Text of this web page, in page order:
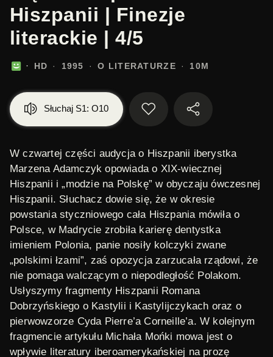
Hiszpanii | Finezje
literackie | 4/5
HD 1995 O LITERATURZE 10M
Słuchaj S1: O10
W czwartej części audycja o Hiszpanii iberystka
Marzena Adamczyk opowiada o XIX-wiecznej
Hiszpanii i „modzie na Polskę” w obyczaju ówczesnej
Hiszpanii. Słuchacz dowie się, że w okresie
powstania styczniowego cała Hiszpania mówiła o
Polsce, w Madrycie zrobiła karierę dentystka
imieniem Polonia, panie nosiły kolczyki zwane
„polskimi łzami”, zaś opozycja zarzucała rządowi, że
nie pomaga walczącym o niepodległość Polakom.
Usłyszymy fragmenty Hiszpanii Romana
Dobrzyńskiego o Kastylii i Kastylijczykach oraz o
pierwowzorze CydaPierre’a Corneille’a. W kolejnym
fragmencie artykułu Michała Mońki mowa jest o
wpływie literatury iberoamerykańskiej na prozę